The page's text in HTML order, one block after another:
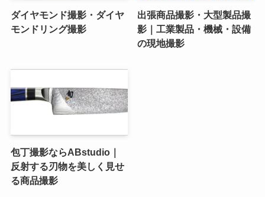
ダイヤモンド撮影・ダイヤ
モンドリング撮影
出張商品撮影・大型製品撮
影｜工業製品・機械・設備
の現地撮影
包丁撮影ならABstudio｜
反射する刃物を美しく見せ
る商品撮影